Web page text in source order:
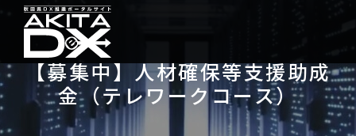
【募集中】人材確保等支援助成
金（テレワークコース）